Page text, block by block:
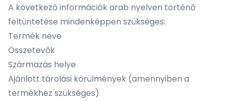
A következő információk arab nyelven történő
feltüntetése mindenképpen szükséges:
Termék neve
Összetevők
Származás helye
Ajánlott tárolási körülmények (amennyiben a
termékhez szükséges)